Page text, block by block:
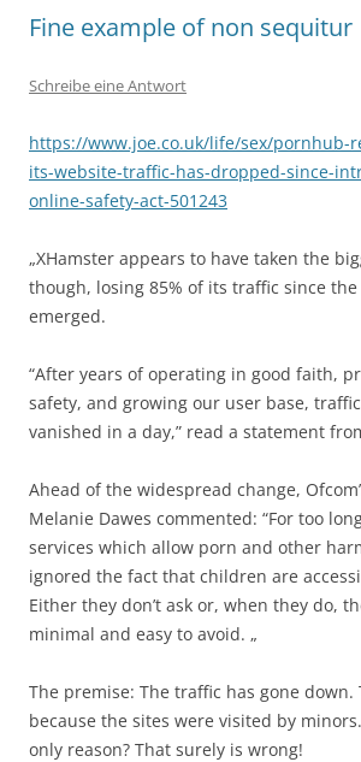
Fine example of non sequitur
Schreibe eine Antwort
https://www.joe.co.uk/life/sex/pornhub-
its-website-traffic-has-dropped-since-
online-safety-act-501243
„XHamster appears to have taken the
though, losing 85% of its traffic since
emerged.
“After years of operating in good faith,
safety, and growing our user base,
vanished in a day,” read a statement
Ahead of the widespread change,
Melanie Dawes commented: “For too
services which allow porn and other
ignored the fact that children are
Either they don’t ask or, when they do,
minimal and easy to avoid. „
The premise: The traffic has gone down.
because the sites were visited by
only reason? That surely is wrong!